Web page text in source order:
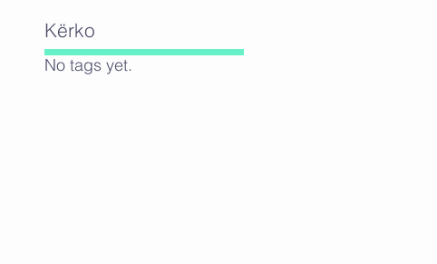
Kërko
No tags yet.